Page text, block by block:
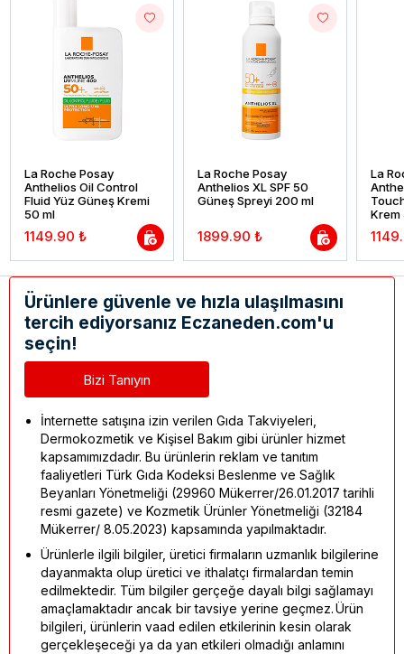
La Roche Posay
Anthelios Oil Control
Fluid Yüz Güneş Kremi
50 ml
1149.90 ₺
La Roche Posay
Anthelios XL SPF 50
Güneş Spreyi 200 ml
1899.90 ₺
La
Krem
Ürünlere güvenle ve hızla ulaşılmasını
tercih ediyorsanız Eczaneden.com'u
seçin!
Bizi Tanıyın
İnternette satışına izin verilen Gıda Takviyeleri,
Dermokozmetik ve Kişisel Bakım gibi ürünler hizmet
kapsamımızdadır. Bu ürünlerin reklam ve tanıtım
faaliyetleri Türk Gıda Kodeksi Beslenme ve Sağlık
Beyanları Yönetmeliği (29960 Mükerrer/26.01.2017 tarihli
resmi gazete) ve Kozmetik Ürünler Yönetmeliği (32184
Mükerrer/ 8.05.2023) kapsamında yapılmaktadır.
Ürünlerle ilgili bilgiler, üretici firmaların uzmanlık bilgilerine
dayanmakta olup üretici ve ithalatçı firmalardan temin
edilmektedir. Tüm bilgiler gerçeğe dayalı bilgi sağlamayı
amaçlamaktadır ancak bir tavsiye yerine geçmez. Ürün
bilgileri, ürünlerin vaad edilen etkilerinin kesin olarak
gerçekleşeceği ya da yan etkileri olmadığı anlamını